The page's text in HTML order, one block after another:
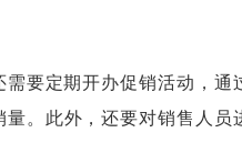
定期开办促销活动，通
。此外，还要对销售人